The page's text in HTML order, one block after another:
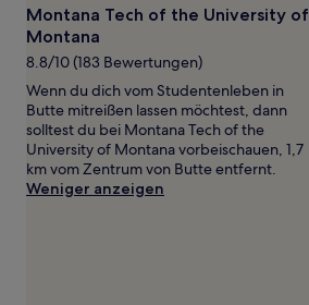
können
zusätzliche
Bedingungen
gelten.
Montana Tech of the University of
Montana
8.8/10 (183 Bewertungen)
Wenn du dich vom Studentenleben in
Butte mitreißen lassen möchtest, dann
solltest du bei Montana Tech of the
University of Montana vorbeischauen, 1,7
km vom Zentrum von Butte entfernt.
Weniger anzeigen